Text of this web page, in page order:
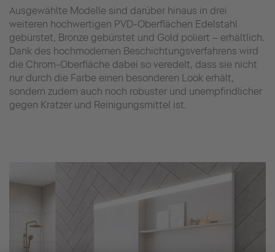
Ausgewählte Modelle sind darüber hinaus in drei
weiteren hochwertigen PVD-Oberflächen Edelstahl
gebürstet, Bronze gebürstet und Gold poliert – erhältlich.
Dank des hochmodernen Beschichtungsverfahrens wird
die Chrom-Oberfläche dabei so veredelt, dass sie nicht
nur durch die Farbe einen besonderen Look erhält,
sondern zudem auch noch robuster und unempfindlicher
gegen Kratzer und Reinigungsmittel ist.